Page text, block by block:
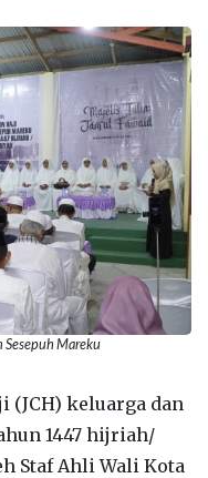
Sesepuh Mareku
(JCH) keluarga dan
1447 hijriah/
Staf Ahli Wali Kota